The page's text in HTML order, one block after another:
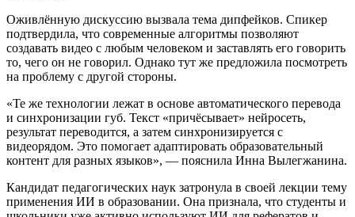
Оживлённую дискуссию вызвала тема дипфейков. Спикер
подтвердила, что современные алгоритмы позволяют
создавать видео с любым человеком и заставлять его говорить
то, чего он не говорил. Однако тут же предложила посмотреть
на проблему с другой стороны.
«Те же технологии лежат в основе автоматического перевода
и синхронизации губ. Текст «причёсывает» нейросеть,
результат переводится, а затем синхронизируется с
видеорядом. Это помогает адаптировать образовательный
контент для разных языков», — пояснила Инна Вылегжанина.
Кандидат педагогических наук затронула в своей лекции тему
применения ИИ в образовании. Она признала, что студенты и